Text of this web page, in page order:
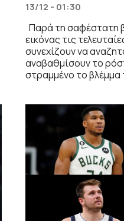
13/12 - 01:30
Παρά τη σαφέστατη
εικόνας τις
συνεχίζουν να
αναβαθμίσουν το
στραμμένο το